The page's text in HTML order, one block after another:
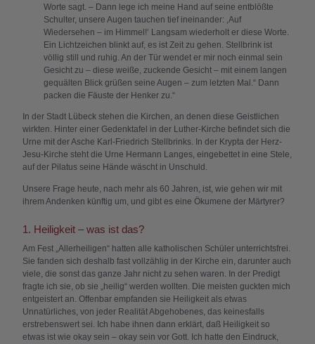
Worte sagt. – Dann lege ich meine Hand auf seine entblößte
Schulter, unsere Augen tauchen tief ineinander: ‚Auf
Wiedersehen – im Himmel!‘ Langsam wiederholt er diese Worte.
Ein Lichtzeichen blinkt auf, es ist Zeit zu gehen. Stellbrink ist
völlig still und ruhig. An der Tür wendet er mir noch einmal sein
Gesicht zu – diese weiße, zuckende Gesicht – mit einem langen
gequälten Blick grüßen seine Augen – zum letzten Mal.“ Dann
packen die Fäuste der Henker zu.“
In der Stadt Lübeck stehen die Kirchen, an denen diese Geistlichen
wirkten. Hinter einer Gedenktafel in der Luther-Kirche befindet sich die
Urne mit der Asche Karl-Friedrich Stellbrinks. In der Krypta der Herz-
Jesu-Kirche steht die Urne Hermann Langes, eingebettet in eine Stele,
auf der Pilatus seine Hände wäscht in Unschuld.
Unsere Frage heute, nach mehr als 60 Jahren, ist, wie gehen wir mit
ihrem Andenken künftig um, und gibt es eine Ökumene der Märtyrer?
1. Heiligkeit – was ist das?
Am Fest „Allerheiligen“ hatten alle katholischen Schüler unterrichtsfrei.
Sie fanden sich deshalb fast vollzählig in der Kirche ein, darunter auch
viele, die sonst das ganze Jahr nicht zu sehen waren. In der Predigt
fragte ich sie, ob sie „heilig“ werden wollten. Die meisten guckten mich
entgeistert an. Offenbar empfanden sie Heiligkeit als etwas
Unnatürliches, von jeder Realität Abgehobenes, das keinesfalls
erstrebenswert sei. Ich habe ihnen dann erklärt, daß Heiligkeit so
etwas ist wie okay sein – okay sein vor Gott. Ich hatte den Eindruck,